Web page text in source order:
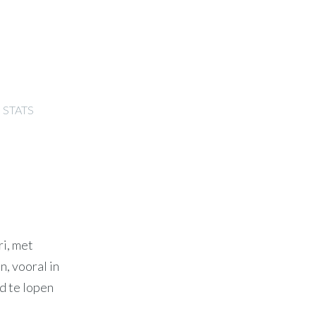
STATS
met
vooral in
te lopen